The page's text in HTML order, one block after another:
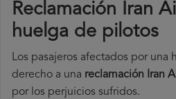
Reclamación Iran
huelga de pilotos
Los pasajeros afectados por
derecho a una reclamación Iran
por los perjuicios sufridos.